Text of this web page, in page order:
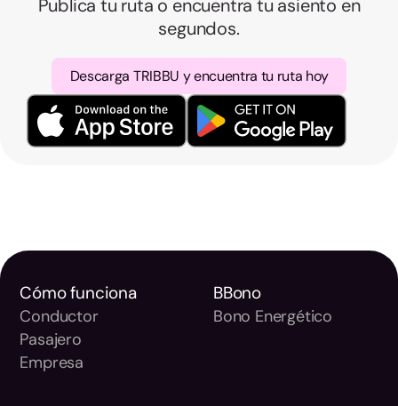
Publica tu ruta o encuentra tu asiento en
segundos.
Descarga TRIBBU y encuentra tu ruta hoy
Cómo funciona
Conductor
Pasajero
Empresa
BBono
Bono Energético